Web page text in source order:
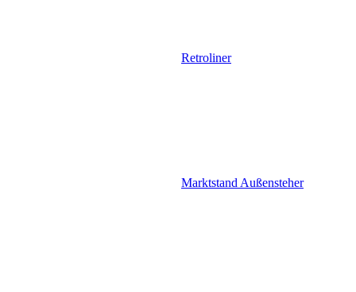
Retroliner
Marktstand Außensteher